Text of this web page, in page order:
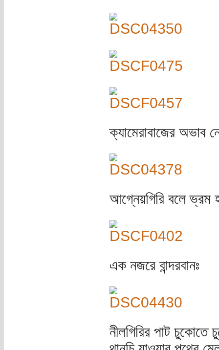
ক্যামেরাবাজের অভাব
আগ্নেয়গিরি বলে ভ্রম
এক নজরে বান্দরবানঃ
নীলগিরির পাট